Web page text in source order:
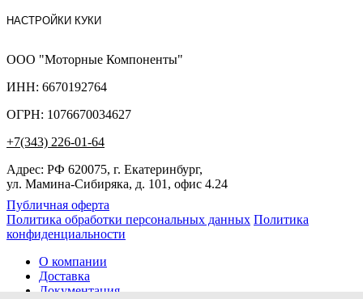
НАСТРОЙКИ КУКИ
ООО "Моторные Компоненты"
ИНН: 6670192764
ОГРН: 1076670034627
+7(343) 226-01-64
Адрес: РФ 620075, г. Екатеринбург,
ул. Мамина-Сибиряка, д. 101, офис 4.24
Публичная оферта
Политика обработки персональных данных Политика
конфиденциальности
О компании
Доставка
Документация